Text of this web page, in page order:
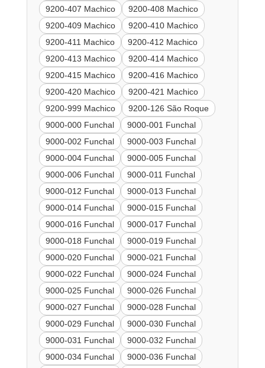
9200-407 Machico
9200-408 Machico
9200-409 Machico
9200-410 Machico
9200-411 Machico
9200-412 Machico
9200-413 Machico
9200-414 Machico
9200-415 Machico
9200-416 Machico
9200-420 Machico
9200-421 Machico
9200-999 Machico
9200-126 São Roque
9000-000 Funchal
9000-001 Funchal
9000-002 Funchal
9000-003 Funchal
9000-004 Funchal
9000-005 Funchal
9000-006 Funchal
9000-011 Funchal
9000-012 Funchal
9000-013 Funchal
9000-014 Funchal
9000-015 Funchal
9000-016 Funchal
9000-017 Funchal
9000-018 Funchal
9000-019 Funchal
9000-020 Funchal
9000-021 Funchal
9000-022 Funchal
9000-024 Funchal
9000-025 Funchal
9000-026 Funchal
9000-027 Funchal
9000-028 Funchal
9000-029 Funchal
9000-030 Funchal
9000-031 Funchal
9000-032 Funchal
9000-034 Funchal
9000-036 Funchal